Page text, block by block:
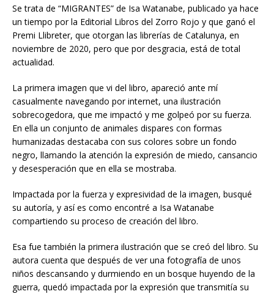
Se trata de “MIGRANTES” de Isa Watanabe, publicado ya hace
un tiempo por la Editorial Libros del Zorro Rojo y que ganó el
Premi Llibreter, que otorgan las librerías de Catalunya, en
noviembre de 2020, pero que por desgracia, está de total
actualidad.
La primera imagen que vi del libro, apareció ante mí
casualmente navegando por internet, una ilustración
sobrecogedora, que me impactó y me golpeó por su fuerza.
En ella un conjunto de animales dispares con formas
humanizadas destacaba con sus colores sobre un fondo
negro, llamando la atención la expresión de miedo, cansancio
y desesperación que en ella se mostraba.
Impactada por la fuerza y expresividad de la imagen, busqué
su autoría, y así es como encontré a Isa Watanabe
compartiendo su proceso de creación del libro.
Esa fue también la primera ilustración que se creó del libro. Su
autora cuenta que después de ver una fotografía de unos
niños descansando y durmiendo en un bosque huyendo de la
guerra, quedó impactada por la expresión que transmitía su